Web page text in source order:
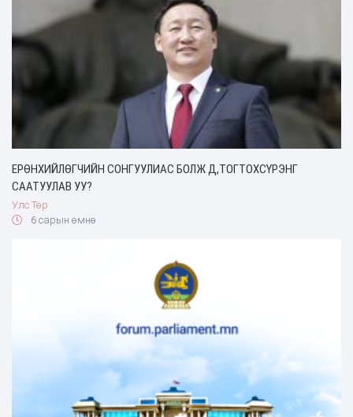
ЕРӨНХИЙЛӨГЧИЙН СОНГУУЛИАС БОЛЖ Д,ТОГТОХСҮРЭНГ
СААТУУЛАВ УУ?
Улс Төр
6 сарын өмнө